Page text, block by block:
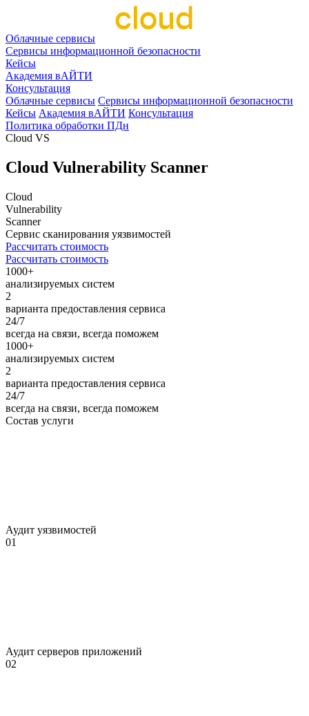
Облачные сервисы
Сервисы информационной безопасности
Кейсы
Академия вАЙТИ
Консультация
Облачные сервисы Сервисы информационной безопасности
Кейсы Академия вАЙТИ Консультация
Политика обработки ПДн
Cloud VS
Cloud Vulnerability Scanner
Cloud
Vulnerability
Scanner
Сервис сканирования уязвимостей
Рассчитать стоимость
Рассчитать стоимость
1000+
анализируемых систем
2
варианта предоставления сервиса
24/7
всегда на связи, всегда поможем
1000+
анализируемых систем
2
варианта предоставления сервиса
24/7
всегда на связи, всегда поможем
Состав услуги
Аудит уязвимостей
01
Аудит серверов приложений
02